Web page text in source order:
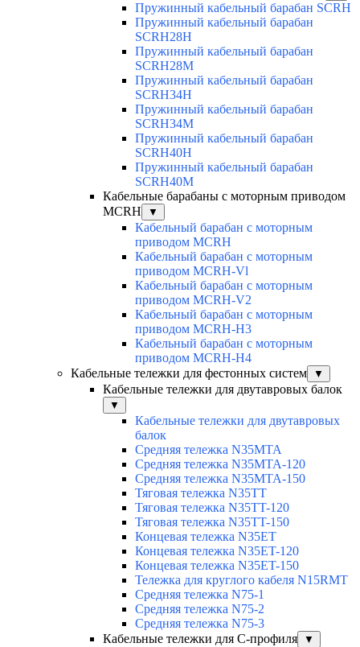
Пружинный кабельный барабан SCRH
Пружинный кабельный барабан
SCRH28H
Пружинный кабельный барабан
SCRH28M
Пружинный кабельный барабан
SCRH34H
Пружинный кабельный барабан
SCRH34M
Пружинный кабельный барабан
SCRH40H
Пружинный кабельный барабан
SCRH40M
Кабельные барабаны с моторным приводом
MCRH
▼
Кабельный барабан с моторным
приводом MCRH
Кабельный барабан с моторным
приводом MCRH-Vl
Кабельный барабан с моторным
приводом MCRH-V2
Кабельный барабан с моторным
приводом MCRH-H3
Кабельный барабан с моторным
приводом MCRH-H4
Кабельные тележки для фестонных систем
▼
Кабельные тележки для двутавровых балок
▼
Кабельные тележки для двутавровых
балок
Средняя тележка N35MTA
Средняя тележка N35MTA-120
Средняя тележка N35MTA-150
Тяговая тележка N35TT
Тяговая тележка N35TT-120
Тяговая тележка N35TT-150
Концевая тележка N35ET
Концевая тележка N35ET-120
Концевая тележка N35ET-150
Тележка для круглого кабеля N15RMT
Средняя тележка N75-1
Средняя тележка N75-2
Средняя тележка N75-3
Кабельные тележки для С-профиля
▼